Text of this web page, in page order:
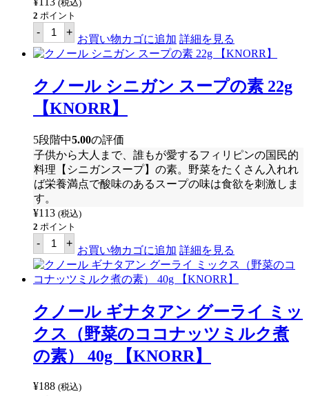
(税込)
2 ポイント
- ク
ノ
ー
ル
ニ
ガ
ン
ス
プ
の
素
（み
そ
風
味）
23g
【KNORR】
個
+
お買い物カゴに追加 詳細を見る
クノール シニガン スープの素 22g
【KNORR】
5段階中5.00の評価
子供から大人まで、誰もが愛するフィリピンの国民的
料理【シニガンスープ】の素。野菜をたくさん入れれ
ば栄養満点で酸味のあるスープの味は食欲を刺激しま
す。
¥113 (税込)
2 ポイント
- ク
ノ
ー
ル
シ
ン
ス
ー
プ
の
22g
【KNORR】
+
お買い物カゴに追加 詳細を見る
クノール ギナタアン グーライ ミッ
クス（野菜のココナッツミルク煮
の素） 40g 【KNORR】
¥188 (税込)